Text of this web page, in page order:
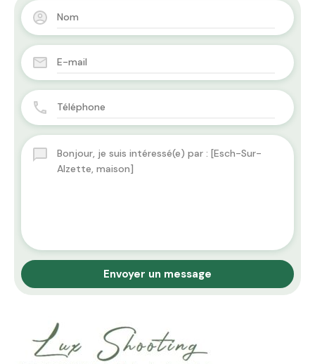
Envoyer un message